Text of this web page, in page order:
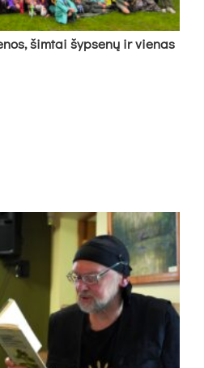
šim­tai šyp­se­nų ir vie­nas